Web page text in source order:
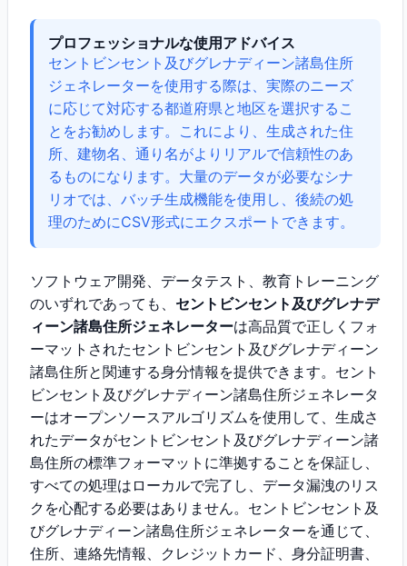
プロフェッショナルな使用アドバイス
セントビンセント及びグレナディーン諸島住所
ジェネレーターを使用する際は、実際のニーズ
に応じて対応する都道府県と地区を選択するこ
とをお勧めします。これにより、生成された住
所、建物名、通り名がよりリアルで信頼性のあ
るものになります。大量のデータが必要なシナ
リオでは、バッチ生成機能を使用し、後続の処
理のためにCSV形式にエクスポートできます。
ソフトウェア開発、データテスト、教育トレーニング
のいずれであっても、 セントビンセント及びグレナデ
ィーン諸島住所ジェネレーターは高品質で正しくフォ
ーマットされたセントビンセント及びグレナディーン
諸島住所と関連する身分情報を提供できます。セント
ビンセント及びグレナディーン諸島住所ジェネレータ
ーはオープンソースアルゴリズムを使用して、生成さ
れたデータがセントビンセント及びグレナディーン諸
島住所の標準フォーマットに準拠することを保証し、
すべての処理はローカルで完了し、データ漏洩のリス
クを心配する必要はありません。セントビンセント及
びグレナディーン諸島住所ジェネレーターを通じて、
住所、連絡先情報、クレジットカード、身分証明書、